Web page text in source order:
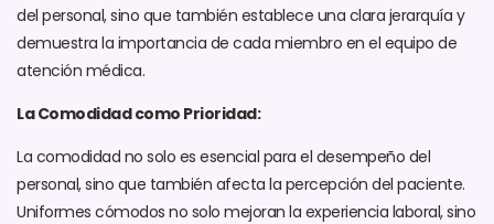
del personal, sino que también establece una clara jerarquía y
demuestra la importancia de cada miembro en el equipo de
atención médica.
La Comodidad como Prioridad:
La comodidad no solo es esencial para el desempeño del
personal, sino que también afecta la percepción del paciente.
Uniformes cómodos no solo mejoran la experiencia laboral, sino